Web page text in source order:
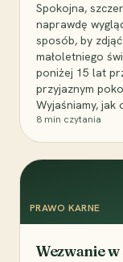
Spokojna,
naprawdę
sposób, by
małoletniego
poniżej 15 lat
przyjaznym
Wyjaśniamy, jak
8 min czytania
PRAWO KARNE
Wezwanie